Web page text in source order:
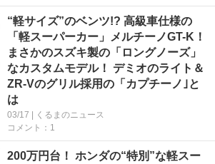
“軽サイズ”のベンツ!? 高級車仕様の
「軽スーパーカー」メルチーノGT-K！
まさかのスズキ製の「ロングノーズ」
なカスタムモデル！ デミオのライト＆
ZR-Vのグリル採用の「カプチーノ｣と
は
03/17 | くるまのニュース
コメント：1
200万円台！ ホンダの“特別”な軽スー